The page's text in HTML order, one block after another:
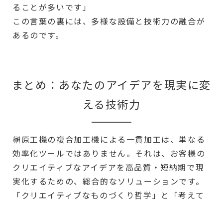
ることが多いです」
この言葉の裏には、多様な設備と技術力の融合が
あるのです。
まとめ：あなたのアイデアを現実に変
える技術力
榊原工機の複合加工機による一貫加工は、単なる
効率化ツールではありません。それは、お客様の
クリエイティブなアイデアを高品質・短納期で現
実化するための、総合的なソリューションです。
「クリエイティブなものづくり哲学」と「考えて